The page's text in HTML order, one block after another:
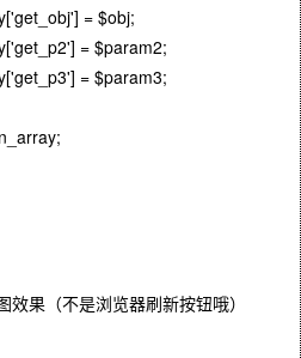
= $obj;
= $param2;
= $param3;
果（不是浏览器刷新按钮哦）